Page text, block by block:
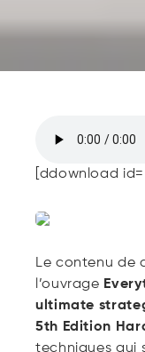
[ddownload id=
Le contenu de
l’ouvrage
ultimate
5th Edition
techniques qui